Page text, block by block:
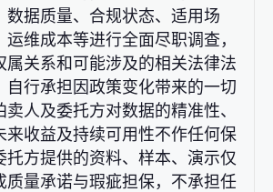
数据质量、合规状态、适用场
维成本等进行全面尽职调查，
属关系和可能涉及的相关法律法
自行承担因政策变化带来的一切
人及委托方对数据的精准性、
来收益及持续可用性不作任何保
托方提供的资料、样本、演示仅
质量承诺与瑕疵担保，不承担任